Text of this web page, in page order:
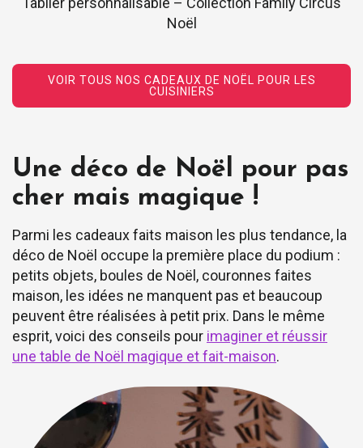
Noël
VOIR TOUS NOS CADEAUX DE NOËL POUR LES
CUISINIERS
Une déco de Noël pour pas
cher mais magique !
Parmi les cadeaux faits maison les plus tendance, la
déco de Noël occupe la première place du podium :
petits objets, boules de Noël, couronnes faites
maison, les idées ne manquent pas et beaucoup
peuvent être réalisées à petit prix. Dans le même
esprit, voici des conseils pour imaginer et réussir
une table de Noël magique et fait-maison.